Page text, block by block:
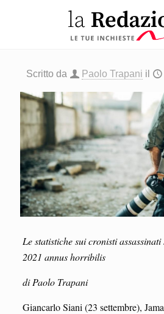
Scritto da Paolo Trapani il
Le statistiche sui cronisti
2021 annus horribilis
di Paolo Trapani
Giancarlo Siani (23 settembre),